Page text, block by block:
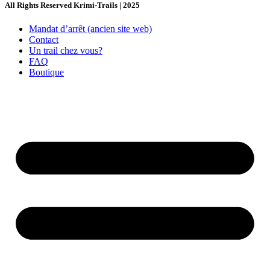
All Rights Reserved Krimi-Trails | 2025
Mandat d’arrêt (ancien site web)
Contact
Un trail chez vous?
FAQ
Boutique